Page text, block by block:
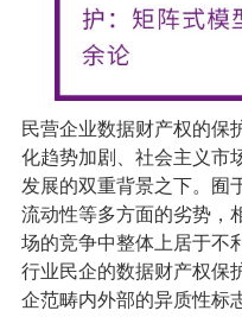
民营企业数据财产权的保
化趋势加剧、社会主义市
发展的双重背景之下。囿
流动性等多方面的劣势，
场的竞争中整体上居于不
行业民企的数据财产权保
企范畴内外部的异质性标